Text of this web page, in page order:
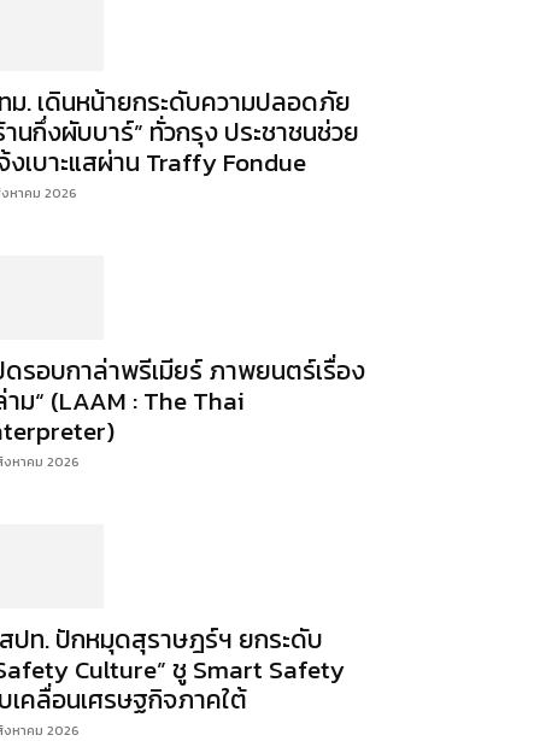
ม. เดินหน้ายกระดับความปลอดภัย
านกึ่งผับบาร์” ทั่วกรุง ประชาชนช่วย
งเบาะแสผ่าน Traffy Fondue
หาคม 2026
ดรอบกาล่าพรีเมียร์ ภาพยนตร์เรื่อง
าม“ (LAAM : The Thai
หาคม 2026
ปท. ปักหมุดสุราษฎร์ฯ ยกระดับ
Culture” ชู Smart Safety
เคลื่อนเศรษฐกิจภาคใต้
หาคม 2026